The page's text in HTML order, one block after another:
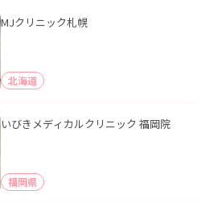
MJクリニック札幌
北海道
いびきメディカルクリニック 福岡院
福岡県